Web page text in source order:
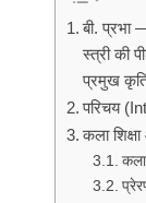
बी. प्रभा
स्त्री की
प्रमुख
परिचय
कला
कला